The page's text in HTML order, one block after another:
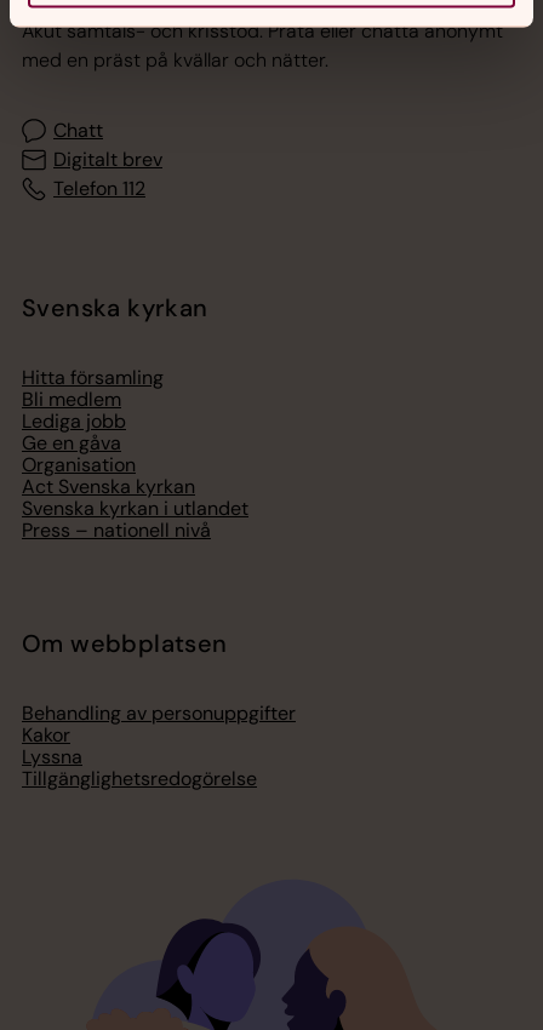
Akut samtals- och krisstöd. Prata eller chatta anonymt
med en präst på kvällar och nätter.
Chatt
Digitalt brev
Telefon 112
Svenska kyrkan
Hitta församling
Bli medlem
Lediga jobb
Ge en gåva
Organisation
Act Svenska kyrkan
Svenska kyrkan i utlandet
Press – nationell nivå
Om webbplatsen
Behandling av personuppgifter
Kakor
Lyssna
Tillgänglighetsredogörelse